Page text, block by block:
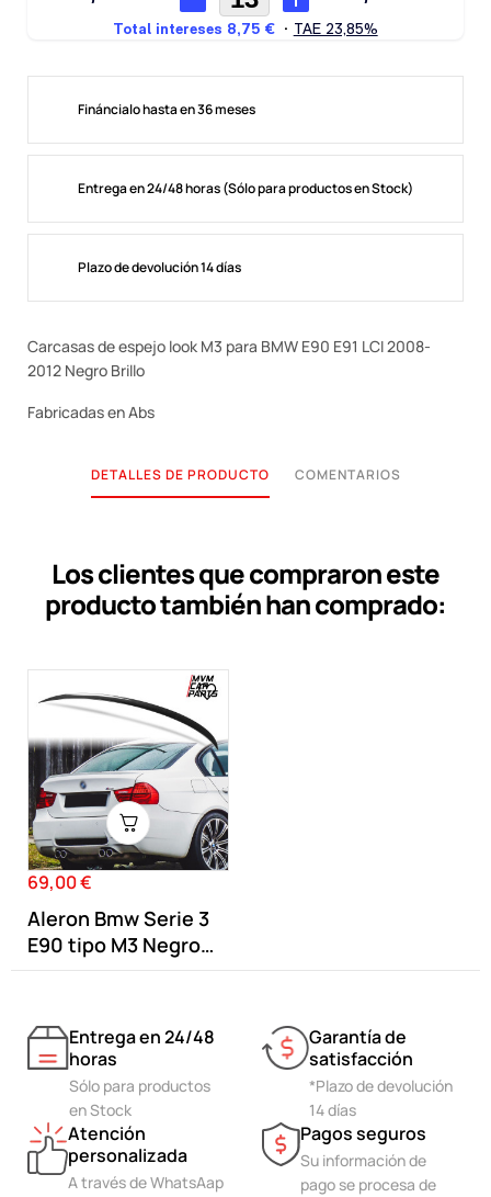
Fináncialo hasta en 36 meses
Entrega en 24/48 horas (Sólo para productos en Stock)
Plazo de devolución 14 días
Carcasas de espejo look M3 para BMW E90 E91 LCI 2008-
2012 Negro Brillo
Fabricadas en Abs
DETALLES DE PRODUCTO COMENTARIOS
Los clientes que compraron este
producto también han comprado:
Precio
69,00 €
Aleron Bmw Serie 3
E90 tipo M3 Negro
Brillo
Entrega en 24/48
horas
Sólo para productos
en Stock
Garantía de
satisfacción
*Plazo de devolución
14 días
Atención
personalizada
A través de WhatsAap
Pagos seguros
Su información de
pago se procesa de